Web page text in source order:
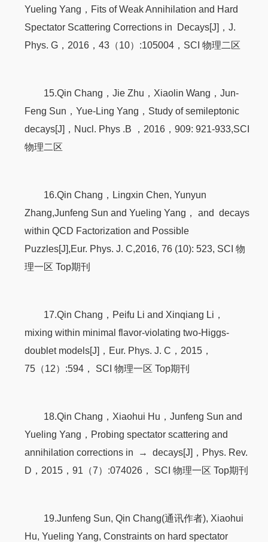
Yueling Yang，Fits of Weak Annihilation and Hard
Spectator Scattering Corrections in Decays[J]，J.
Phys. G，2016，43（10）:105004，SCI 物理二区
15.Qin Chang，Jie Zhu，Xiaolin Wang，Jun-
Feng Sun，Yue-Ling Yang，Study of semileptonic
decays[J]，Nucl. Phys .B ，2016，909: 921-933,SCI
物理二区
16.Qin Chang，Lingxin Chen, Yunyun
Zhang,Junfeng Sun and Yueling Yang， and decays
within QCD Factorization and Possible
Puzzles[J],Eur. Phys. J. C,2016, 76 (10): 523, SCI 物
理一区 Top期刊
17.Qin Chang，Peifu Li and Xinqiang Li，
mixing within minimal flavor-violating two-Higgs-
doublet models[J]，Eur. Phys. J. C，2015，
75（12）:594， SCI 物理一区 Top期刊
18.Qin Chang，Xiaohui Hu，Junfeng Sun and
Yueling Yang，Probing spectator scattering and
annihilation corrections in → decays[J]，Phys. Rev.
D，2015，91（7）:074026， SCI 物理一区 Top期刊
19.Junfeng Sun, Qin Chang(通讯作者), Xiaohui
Hu, Yueling Yang, Constraints on hard spectator